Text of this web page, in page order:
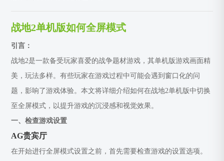
战地2单机版如何全屏模式
引言：
战地2是一款备受玩家喜爱的战争题材游戏，其单机版游戏画面精
美，玩法多样。有些玩家在游戏过程中可能会遇到窗口化的问
题，影响了游戏体验。本文将详细介绍如何在战地2单机版中切换
至全屏模式，以提升游戏的沉浸感和视觉效果。
一、检查游戏设置
AG贵宾厅
在开始进行全屏模式设置之前，首先需要检查游戏的设置选项。